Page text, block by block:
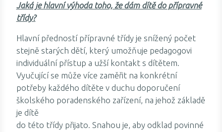
Jaká je hlavní výhoda toho, že dám dítě do přípravné
třídy?
Hlavní předností přípravné třídy je snížený počet
stejně starých dětí, který umožňuje pedagogovi
individuální přístup a užší kontakt s dítětem.
Vyučující se může více zaměřit na konkrétní
potřeby každého dítěte v duchu doporučení
školského poradenského zařízení, na jehož základě
je dítě
do této třídy přijato. Snahou je, aby odklad povinné